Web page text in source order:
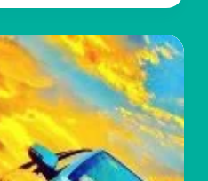
🉐️
❌کلیپ
لاتی
ادیداس
عاشقانه
🉐️
❌